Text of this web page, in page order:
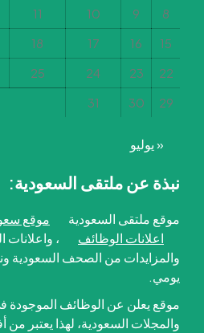
8
9
10
11
15
16
17
18
22
23
24
25
29
30
31
« يوليو
نبذة عن ملتقى السعودية:
موقع ملتقى السعودية موقع
اعلانات الوظائف
،
والمزايدات من الصحف السعودية
يومي.
موقع يعلن عن الوظائف الموجودة
والمجلات السعودية، لهذا يعتبر